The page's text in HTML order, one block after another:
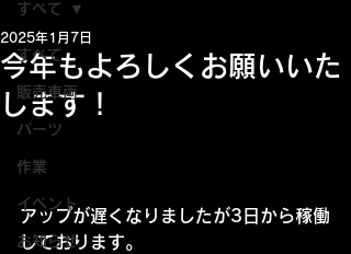
すべて
販売車両
パーツ
作業
イベント
お知らせ
すべて
今年もよろしくお願いいた
します！
2025年1月7日
アップが遅くなりましたが3日から稼働
しております。